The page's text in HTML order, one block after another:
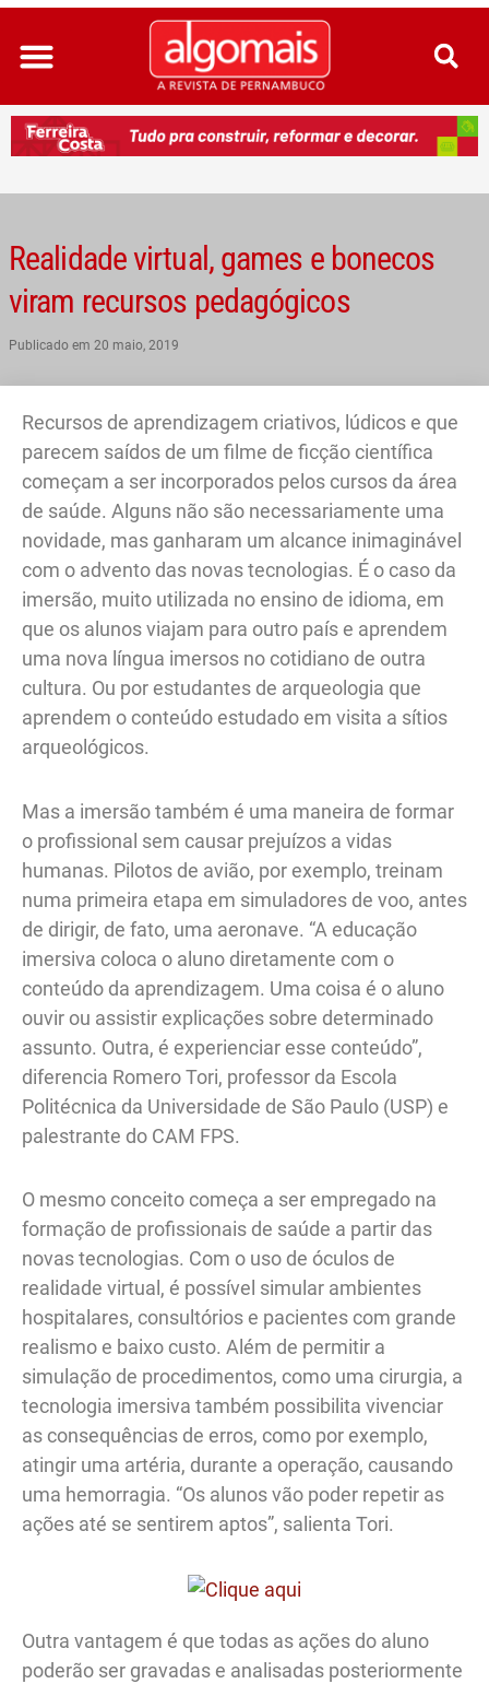
Ir
para
conteúdo
Realidade virtual, games e bonecos
viram recursos pedagógicos
Publicado em 20 maio, 2019
Recursos de aprendizagem criativos, lúdicos e que
parecem saídos de um filme de ficção científica
começam a ser incorporados pelos cursos da área
de saúde. Alguns não são necessariamente uma
novidade, mas ganharam um alcance inimaginável
com o advento das novas tecnologias. É o caso da
imersão, muito utilizada no ensino de idioma, em
que os alunos viajam para outro país e aprendem
uma nova língua imersos no cotidiano de outra
cultura. Ou por estudantes de arqueologia que
aprendem o conteúdo estudado em visita a sítios
arqueológicos.
Mas a imersão também é uma maneira de formar
o profissional sem causar prejuízos a vidas
humanas. Pilotos de avião, por exemplo, treinam
numa primeira etapa em simuladores de voo, antes
de dirigir, de fato, uma aeronave. “A educação
imersiva coloca o aluno diretamente com o
conteúdo da aprendizagem. Uma coisa é o aluno
ouvir ou assistir explicações sobre determinado
assunto. Outra, é experienciar esse conteúdo”,
diferencia Romero Tori, professor da Escola
Politécnica da Universidade de São Paulo (USP) e
palestrante do CAM FPS.
O mesmo conceito começa a ser empregado na
formação de profissionais de saúde a partir das
novas tecnologias. Com o uso de óculos de
realidade virtual, é possível simular ambientes
hospitalares, consultórios e pacientes com grande
realismo e baixo custo. Além de permitir a
simulação de procedimentos, como uma cirurgia, a
tecnologia imersiva também possibilita vivenciar
as consequências de erros, como por exemplo,
atingir uma artéria, durante a operação, causando
uma hemorragia. “Os alunos vão poder repetir as
ações até se sentirem aptos”, salienta Tori.
Outra vantagem é que todas as ações do aluno
poderão ser gravadas e analisadas posteriormente